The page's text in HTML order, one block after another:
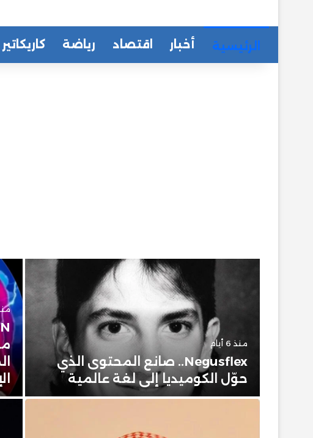
الرئيسية أخبار اقتصاد رياضة كاريكاتير
منذ 6 أيام
Negusflex.. صانع المحتوى الذي
حوّل الكوميديا إلى لغة عالمية